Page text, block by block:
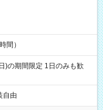
間）
)の期間限定 1日のみも歓
自由